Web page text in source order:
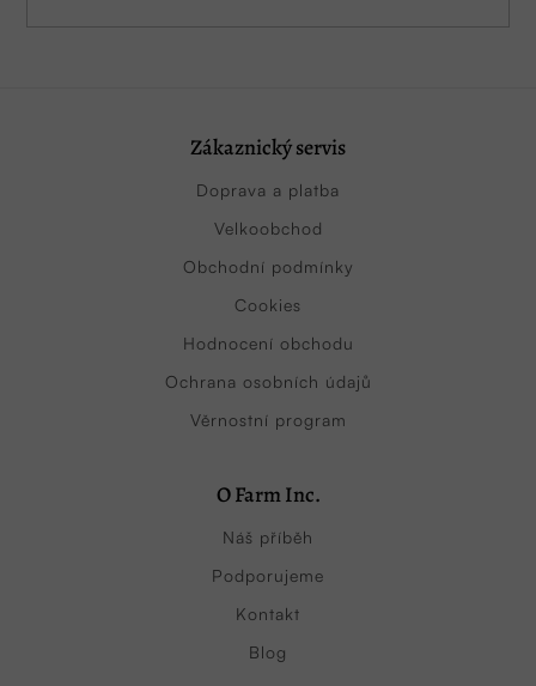
Zákaznický servis
Doprava a platba
Velkoobchod
Obchodní podmínky
Cookies
Hodnocení obchodu
Ochrana osobních údajů
Věrnostní program
O Farm Inc.
Náš příběh
Podporujeme
Kontakt
Blog